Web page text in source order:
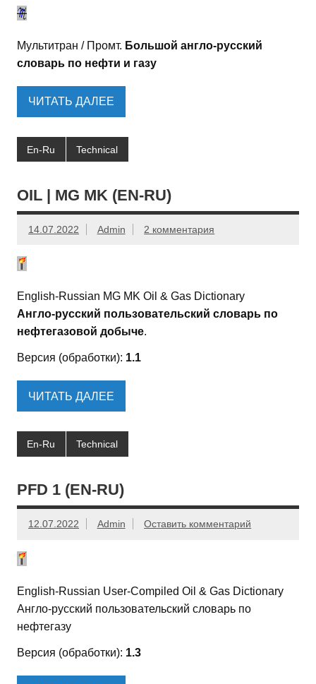
Мультитран / Промт. Большой англо-русский
словарь по нефти и газу
ЧИТАТЬ ДАЛЕЕ
En-Ru Technical
OIL | MG MK (EN-RU)
14.07.2022 Admin 2 комментария
English-Russian MG MK Oil & Gas Dictionary
Англо-русский пользовательский словарь по
нефтегазовой добыче.
Версия (обработки): 1.1
ЧИТАТЬ ДАЛЕЕ
En-Ru Technical
PFD 1 (EN-RU)
12.07.2022 Admin Оставить комментарий
English-Russian User-Compiled Oil & Gas Dictionary
Англо-русский пользовательский словарь по
нефтегазу
Версия (обработки): 1.3